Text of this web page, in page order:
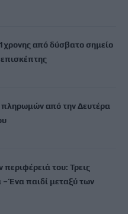
από δύσβατο σημείο
από την Δευτέρα
του: Τρεις
Ένα παιδί μεταξύ των